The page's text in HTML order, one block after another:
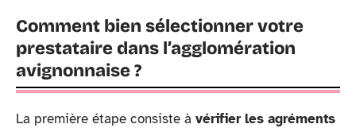
Comment bien sélectionner votre
prestataire dans l’agglomération
avignonnaise ?
La première étape consiste à vérifier les agréments